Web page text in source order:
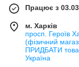
Працює з
м. Харків
просп. Героїв
(фізичний
ПРИДБАТИ
Україна